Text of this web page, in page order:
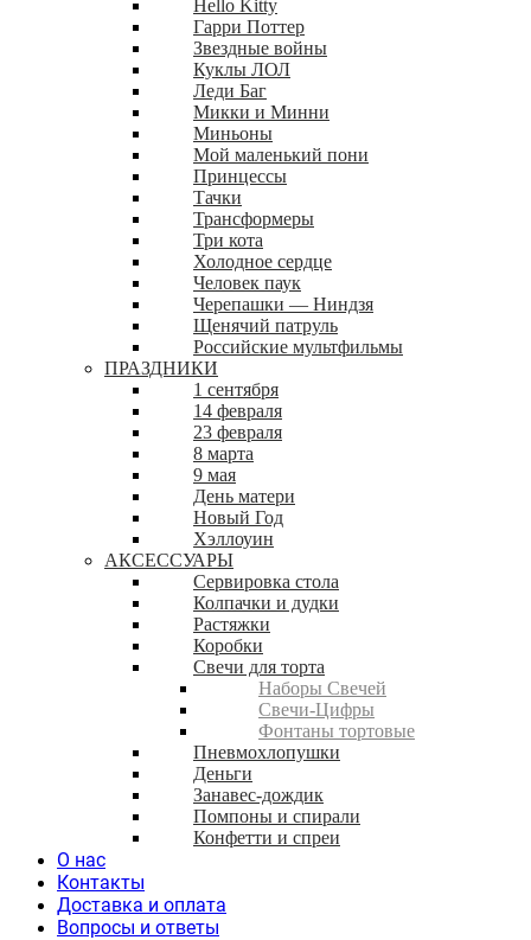
Hello Kitty
Гарри Поттер
Звездные войны
Куклы ЛОЛ
Леди Баг
Микки и Минни
Миньоны
Мой маленький пони
Принцессы
Тачки
Трансформеры
Три кота
Холодное сердце
Человек паук
Черепашки — Ниндзя
Щенячий патруль
Российские мультфильмы
ПРАЗДНИКИ
1 сентября
14 февраля
23 февраля
8 марта
9 мая
День матери
Новый Год
Хэллоуин
АКСЕССУАРЫ
Сервировка стола
Колпачки и дудки
Растяжки
Коробки
Свечи для торта
Наборы Свечей
Свечи-Цифры
Фонтаны тортовые
Пневмохлопушки
Деньги
Занавес-дождик
Помпоны и спирали
Конфетти и спреи
О нас
Контакты
Доставка и оплата
Вопросы и ответы